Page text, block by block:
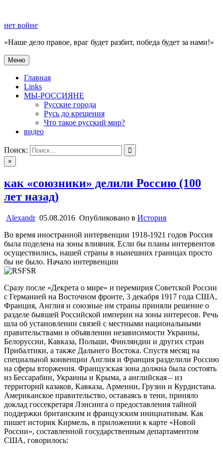
содержимому
нет войне
«Наше дело правое, враг будет разбит, победа будет за нами!»
нет войне
«Наше дело правое, враг будет разбит, победа будет за нами!»
Меню
Главная
Links
МЫ-РОССИЯНЕ
Русские города
Русь до крещения
Что такое русский мир?
видео
Поиск:
×
как «союзники» делили Россию (100
лет назад)
Alexandr 05.08.2016 Опубликовано в История
Во время иностранной интервенции 1918-1921 годов Россия
была поделена на зоны влияния. Если бы планы интервентов
осуществились, нашей страны в нынешних границах просто
бы не было. Начало интервенции
Сразу после «Декрета о мире» и перемирия Советской России
с Германией на Восточном фронте, 3 декабря 1917 года США,
Франция, Англия и союзные им страны приняли решение о
разделе бывшей Российской империи на зоны интересов. Речь
шла об установлении связей с местными национальными
правительствами и объявлении независимости Украины,
Белоруссии, Кавказа, Польши, Финляндии и других стран
Прибалтики, а также Дальнего Востока. Спустя месяц на
специальной конвенции Англия и Франция разделили Россию
на сферы вторжения. Французская зона должна была состоять
из Бессарабии, Украины и Крыма, а английская – из
территорий казаков, Кавказа, Армении, Грузии и Курдистана.
Американское правительство, оставаясь в тени, приняло
доклад госсекретаря Лэнсинга о предоставления тайной
поддержки британским и французским инициативам. Как
пишет историк Кирмель, в приложении к карте «Новой
России», составленной государственным департаментом
США, говорилось: